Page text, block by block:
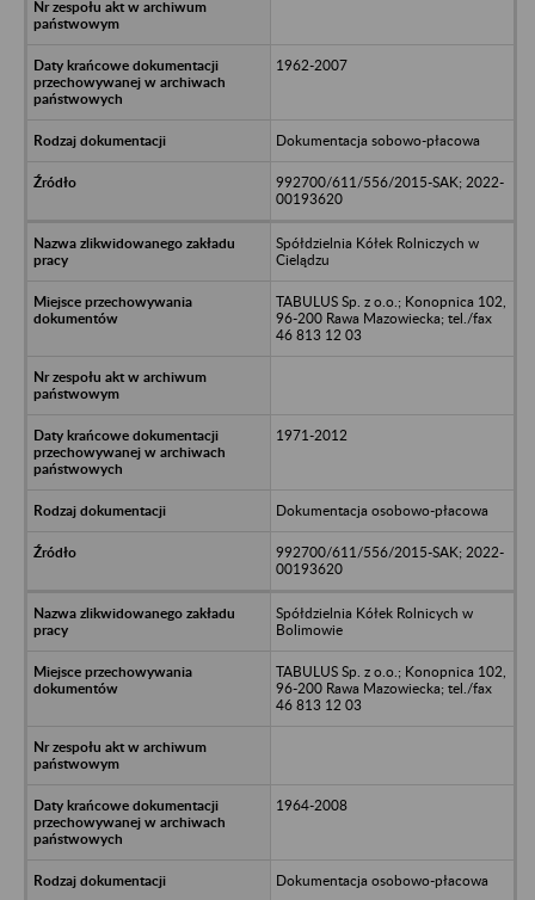
1962-2007
Dokumentacja sobowo-płacowa
992700/611/556/2015-SAK; 2022-
00193620
Spółdzielnia Kółek Rolniczych w
Cielądzu
TABULUS Sp. z o.o.; Konopnica 102,
96-200 Rawa Mazowiecka; tel./fax
46 813 12 03
1971-2012
Dokumentacja osobowo-płacowa
992700/611/556/2015-SAK; 2022-
00193620
Spółdzielnia Kółek Rolnicych w
Bolimowie
TABULUS Sp. z o.o.; Konopnica 102,
96-200 Rawa Mazowiecka; tel./fax
46 813 12 03
1964-2008
Dokumentacja osobowo-płacowa